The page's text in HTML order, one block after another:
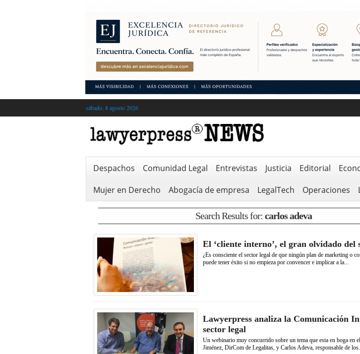
sábado, 8 agosto 2026
Despachos Comunidad Legal Entrevistas Justicia Editorial
Mujer en Derecho
Abogacía de empresa LegalTech Operaciones
Search Results for: carlos adeva
El ‘cliente interno’, el gran olvidado del
¿Es consciente el sector legal de que ningún plan de marketing o
puede tener éxito si no empieza por convencer e implicar a la...
Lawyerpress analiza la Comunicación
sector legal
Un webinario muy concurrido sobre un tema que esta en boga en
Jiménez, DirCom de Legalitas, y Carlos Adeva, responsable de